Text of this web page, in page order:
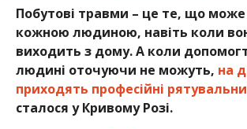
Побутові травми – це те, що може
кожною людиною, навіть коли
виходить з дому. А коли
людині оточуючи не можуть, на
приходять професійні
сталося у Кривому Розі.